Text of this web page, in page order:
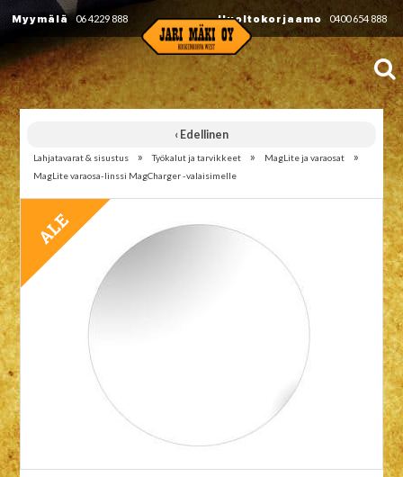
Myymälä 06 4229 888 Huoltokorjaamo 0400 654 888
‹ Edellinen
Lahjatavarat & sisustus » Työkalut ja tarvikkeet » MagLite ja varaosat »
MagLite varaosa-linssi MagCharger -valaisimelle